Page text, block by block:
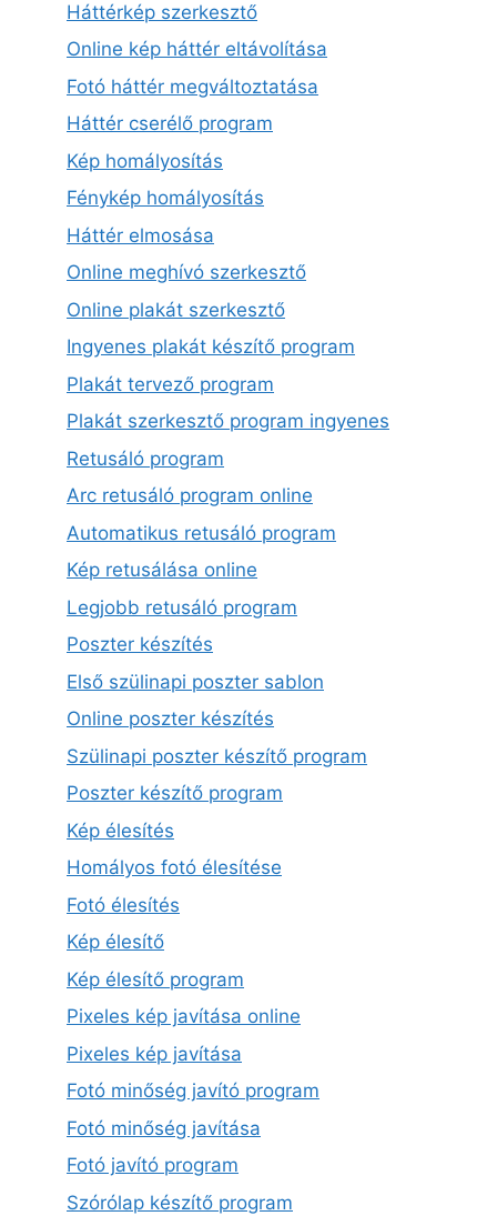
Háttérkép szerkesztő
Online kép háttér eltávolítása
Fotó háttér megváltoztatása
Háttér cserélő program
Kép homályosítás
Fénykép homályosítás
Háttér elmosása
Online meghívó szerkesztő
Online plakát szerkesztő
Ingyenes plakát készítő program
Plakát tervező program
Plakát szerkesztő program ingyenes
Retusáló program
Arc retusáló program online
Automatikus retusáló program
Kép retusálása online
Legjobb retusáló program
Poszter készítés
Első szülinapi poszter sablon
Online poszter készítés
Szülinapi poszter készítő program
Poszter készítő program
Kép élesítés
Homályos fotó élesítése
Fotó élesítés
Kép élesítő
Kép élesítő program
Pixeles kép javítása online
Pixeles kép javítása
Fotó minőség javító program
Fotó minőség javítása
Fotó javító program
Szórólap készítő program